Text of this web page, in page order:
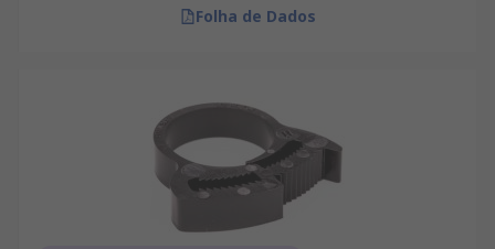
Folha de Dados